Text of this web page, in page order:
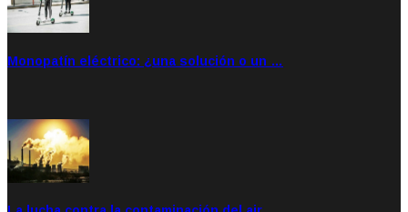
Monopatín eléctrico: ¿una solución o un …